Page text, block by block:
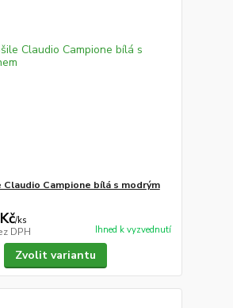
Claudio Campione bílá s modrým
/ks
DPH Ihned k vyzvednutí
Zvolit variantu